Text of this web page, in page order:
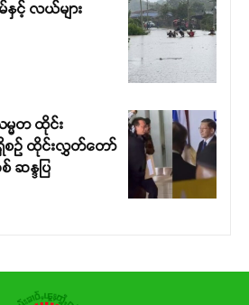
နှင့် လယ်များ
မ္မတ ထိုင်း
ဉ် ထိုင်းလွှတ်တော်
န္ဒပြ